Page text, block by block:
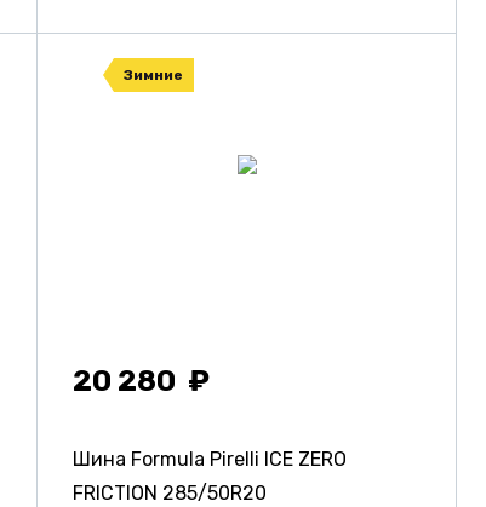
Зимние
20 280
Шина Formula Pirelli ICE ZERO
FRICTION 285/50R20